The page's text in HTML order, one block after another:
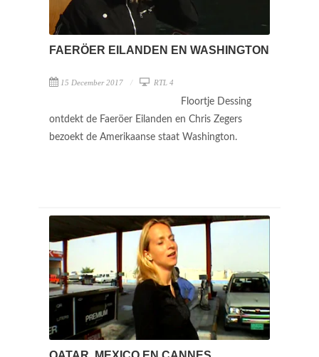
FAERÖER EILANDEN EN WASHINGTON
15 December 2017 RTL 4
Floortje Dessing
ontdekt de Faeröer Eilanden en Chris Zegers
bezoekt de Amerikaanse staat Washington.